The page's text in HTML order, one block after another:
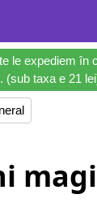
le expediem
taxa e 21